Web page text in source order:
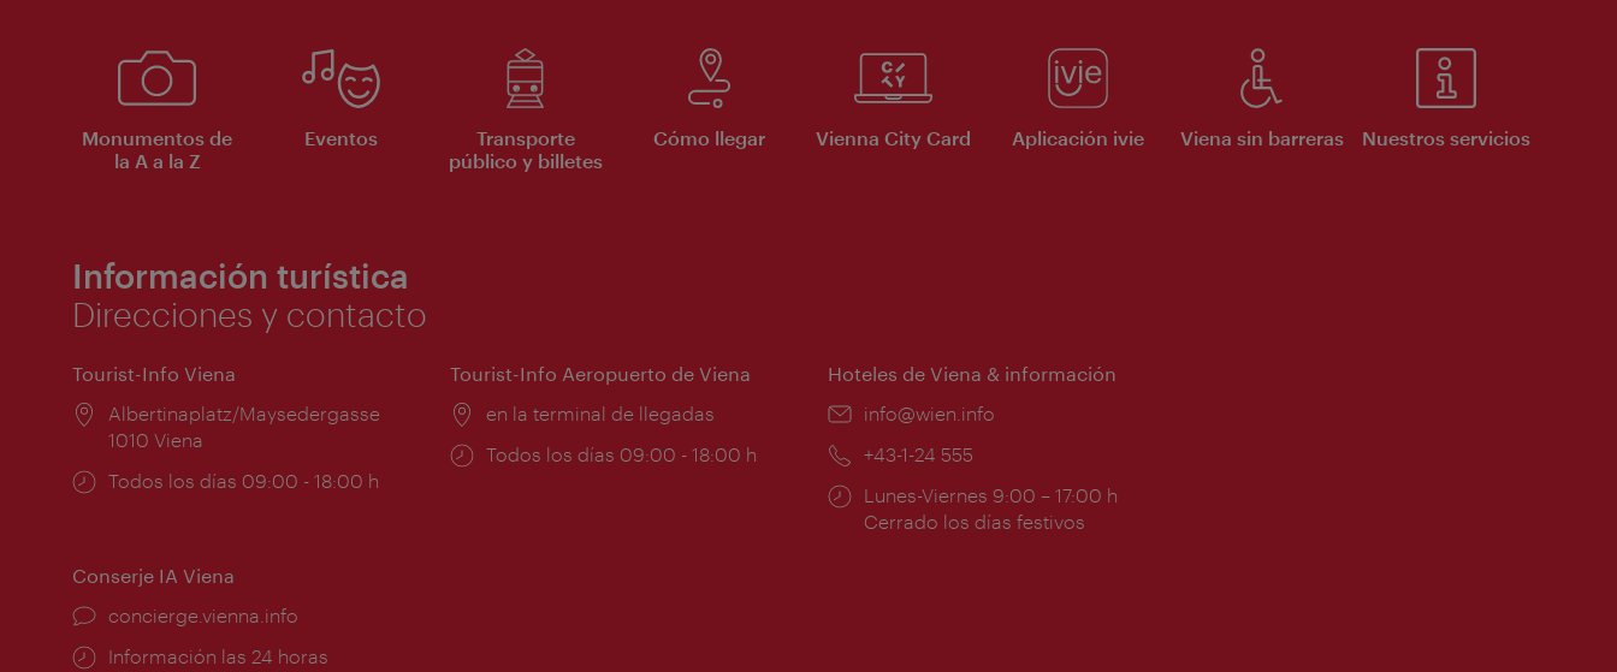
Monumentos de
la A a la Z
Eventos
Transporte
público y billetes
Cómo llegar Vienna City Card Aplicación ivie Viena sin barreras Nuestros servicios
Información turística
Direcciones y contacto
Tourist-Info Viena
Lugar:
Albertinaplatz/Maysedergasse
1010 Viena
Horarios
Todos los días 09:00 - 18:00 h
Tourist-Info Aeropuerto de Viena
Lugar:
en la terminal de llegadas
Horarios
Todos los días 09:00 - 18:00 h
Hoteles de Viena & información
e-
info@wien.info
Teléfono:
+43-1-24 555
Horarios
de
Lunes-Viernes 9:00 – 17:00 h
Cerrado los días festivos
Conserje IA Viena
concierge.vienna.info
Información las 24 horas